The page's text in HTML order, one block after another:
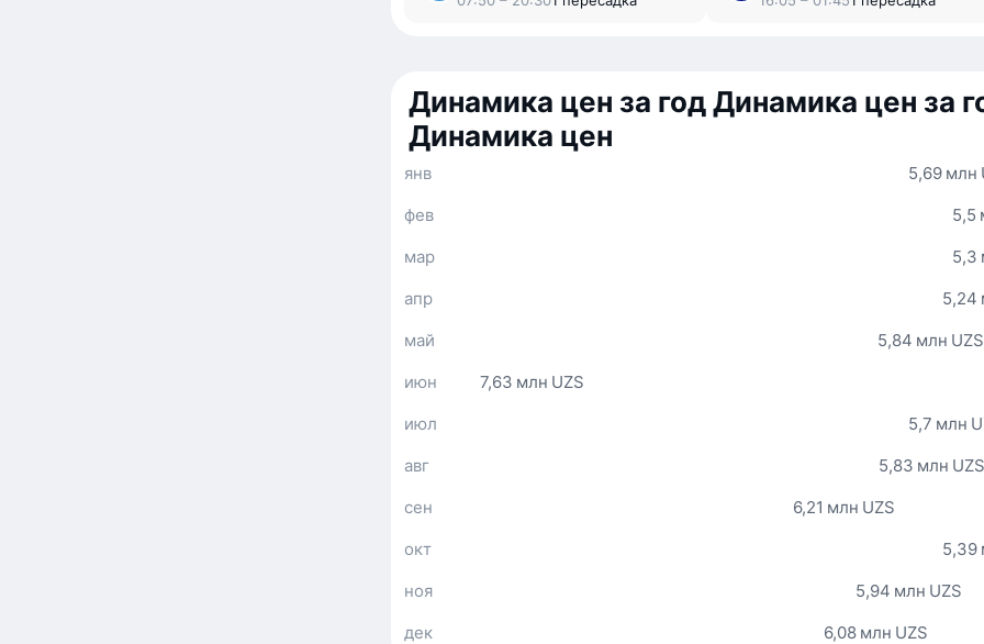
Динамика цен за годДинамика цен за
Динамика цен
5,69 млн
янв
5,5
фев
5,3
мар
5,24
апр
5,84 млн UZS
май
7,63 млн UZS
июн
5,7 млн
июл
5,83 млн
авг
6,21 млн UZS
сен
5,39
окт
5,94 млн UZS
ноя
6,08 млн UZS
дек